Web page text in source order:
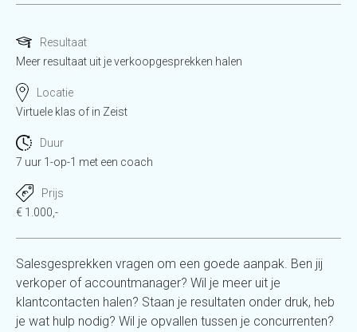
Resultaat
Meer resultaat uit je verkoopgesprekken halen
Locatie
Virtuele klas of in Zeist
Duur
7 uur 1-op-1 met een coach
Prijs
€ 1.000,-
Salesgesprekken vragen om een goede aanpak. Ben jij
verkoper of accountmanager? Wil je meer uit je
klantcontacten halen? Staan je resultaten onder druk, heb
je wat hulp nodig? Wil je opvallen tussen je concurrenten?